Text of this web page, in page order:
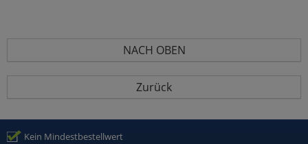
NACH OBEN
Zurück
Kein Mindestbestellwert